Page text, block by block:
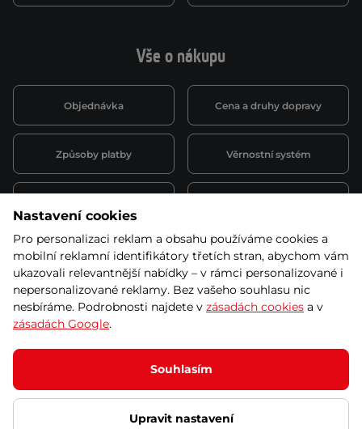
Vše o nákupu
Objednávka Cena a druhy dopravy
Způsoby platby Věrnostní systém
Půjčovna
obchodní podmínky
Kariéra
© 2026 SEVEN SPORT s.r.o Všechna práva vyhrazena
Podle zákona o evidenci tržeb je prodávající povinen vystavit
kupujícímu účtenku.
Zároveň je povinen zaevidovat přijatou tržbu u správce daně online; v
případě technického výpadku pak nejpozději do 48 hodin.
Ochrana osobních údajů Nastavení cookies Vnitřní oznamovací
Nastavení cookies
Pro personalizaci reklam a obsahu používáme cookies a
mobilní reklamní identifikátory třetích stran, abychom vám
ukazovali relevantnější nabídky – v rámci personalizované i
nepersonalizované reklamy. Bez vašeho souhlasu nic
nesbíráme. Podrobnosti najdete v zásadách cookies a v
zásadách Google.
Souhlasím
Upravit nastavení